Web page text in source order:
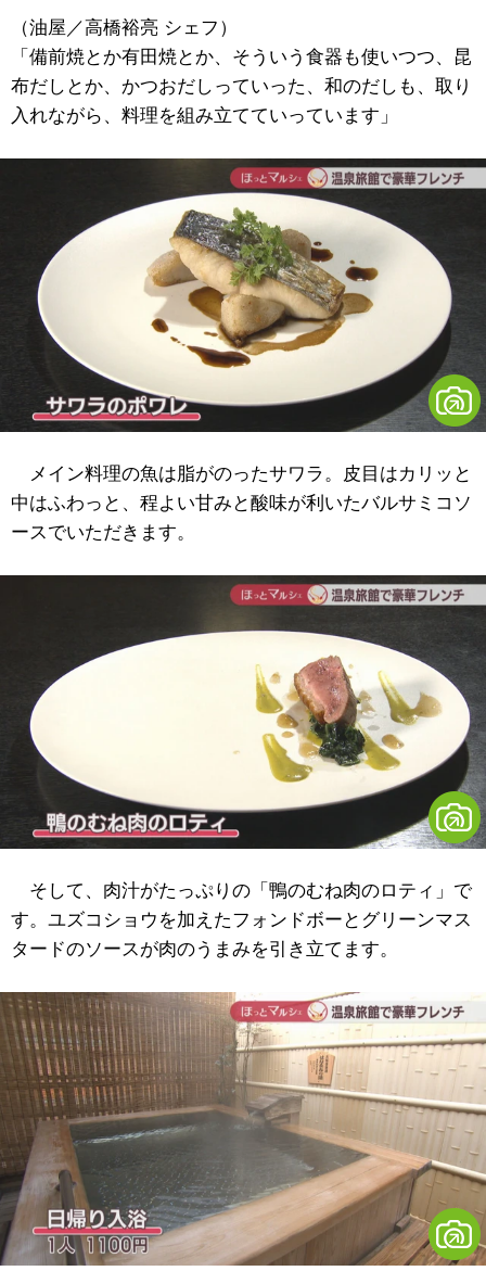
（油屋／高橋裕亮 シェフ）
「備前焼とか有田焼とか、そういう食器も使いつつ、昆
布だしとか、かつおだしっていった、和のだしも、取り
入れながら、料理を組み立てていっています」
メイン料理の魚は脂がのったサワラ。皮目はカリッと
中はふわっと、程よい甘みと酸味が利いたバルサミコソ
ースでいただきます。
そして、肉汁がたっぷりの「鴨のむね肉のロティ」で
す。ユズコショウを加えたフォンドボーとグリーンマス
タードのソースが肉のうまみを引き立てます。